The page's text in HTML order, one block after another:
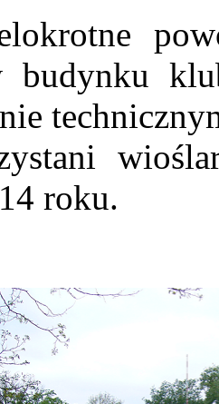
budynku
roku.